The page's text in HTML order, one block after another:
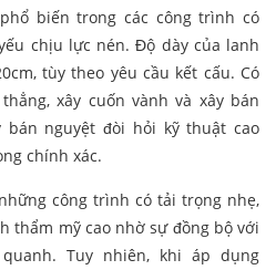
biến trong các công trình có
chịu lực nén. Độ dày của lanh
tùy theo yêu cầu kết cấu. Có
xây cuốn vành và xây bán
bán nguyệt đòi hỏi kỹ thuật cao
chính xác.
công trình có tải trọng nhẹ,
thẩm mỹ cao nhờ sự đồng bộ với
Tuy nhiên, khi áp dụng